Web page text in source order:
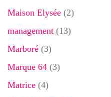
Maison Elysée (2)
management (13)
Marboré (3)
Marque 64 (3)
Matrice (4)